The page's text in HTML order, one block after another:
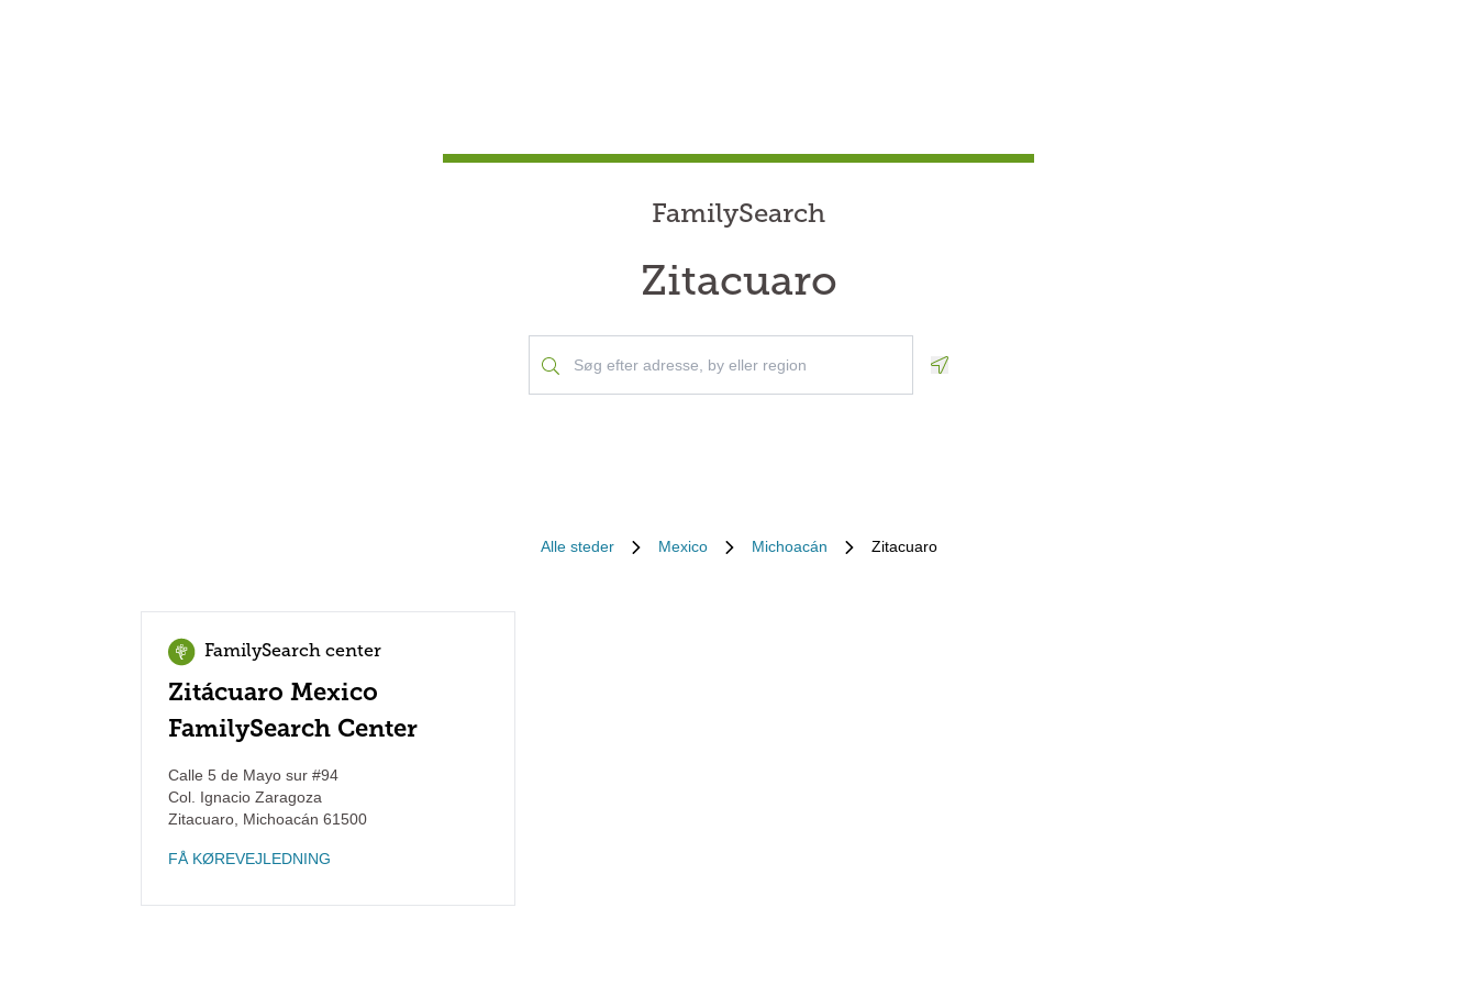
FamilySearch
Zitacuaro
Alle steder Mexico Michoacán Zitacuaro
FamilySearch center
Zitácuaro Mexico
FamilySearch Center
Calle 5 de Mayo sur #94
Col. Ignacio Zaragoza
Zitacuaro Michoacán 61500
FÅ KØREVEJLEDNING